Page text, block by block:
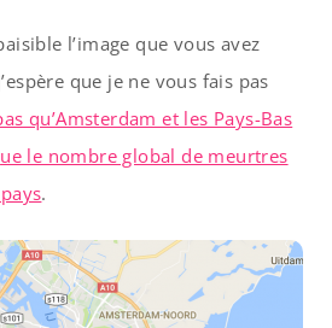
l’image que vous avez
que je ne vous fais pas
qu’Amsterdam et les Pays-Bas
le nombre global de meurtres
.